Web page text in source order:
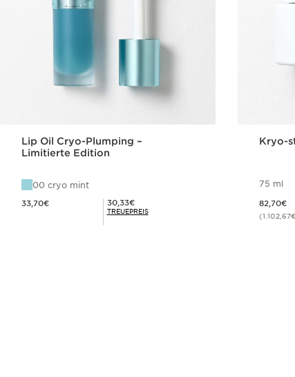
Lip Oil Cryo-Plumping –
Limitierte Edition
00 cryo mint
33,70€ Mitgliederpreis 30,33€
30,33€
TREUEPREIS
Kryo-
75 ml
82,70€